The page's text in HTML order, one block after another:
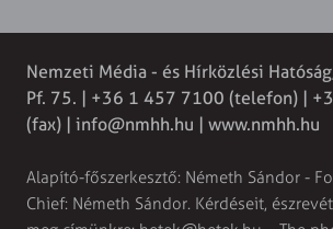
Nemzeti Média - és Hírközlési
Pf. 75. | +36 1 457 7100 (telefon) |
(fax) | info@nmhh.hu | www.nmhh.hu
Alapító-főszerkesztő: Németh Sándor -
Chief: Németh Sándor. Kérdéseit,